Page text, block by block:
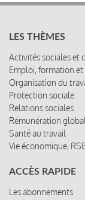
LES THÈMES
Activités sociales et
Emploi, formation
Organisation du
Protection sociale
Relations sociales
Rémunération
Santé au travail
Vie économique,
ACCÈS RAPIDE
Les abonnements